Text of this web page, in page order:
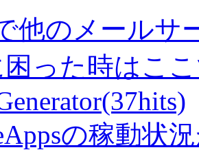
他のメールサ
った時はここ
の稼動状